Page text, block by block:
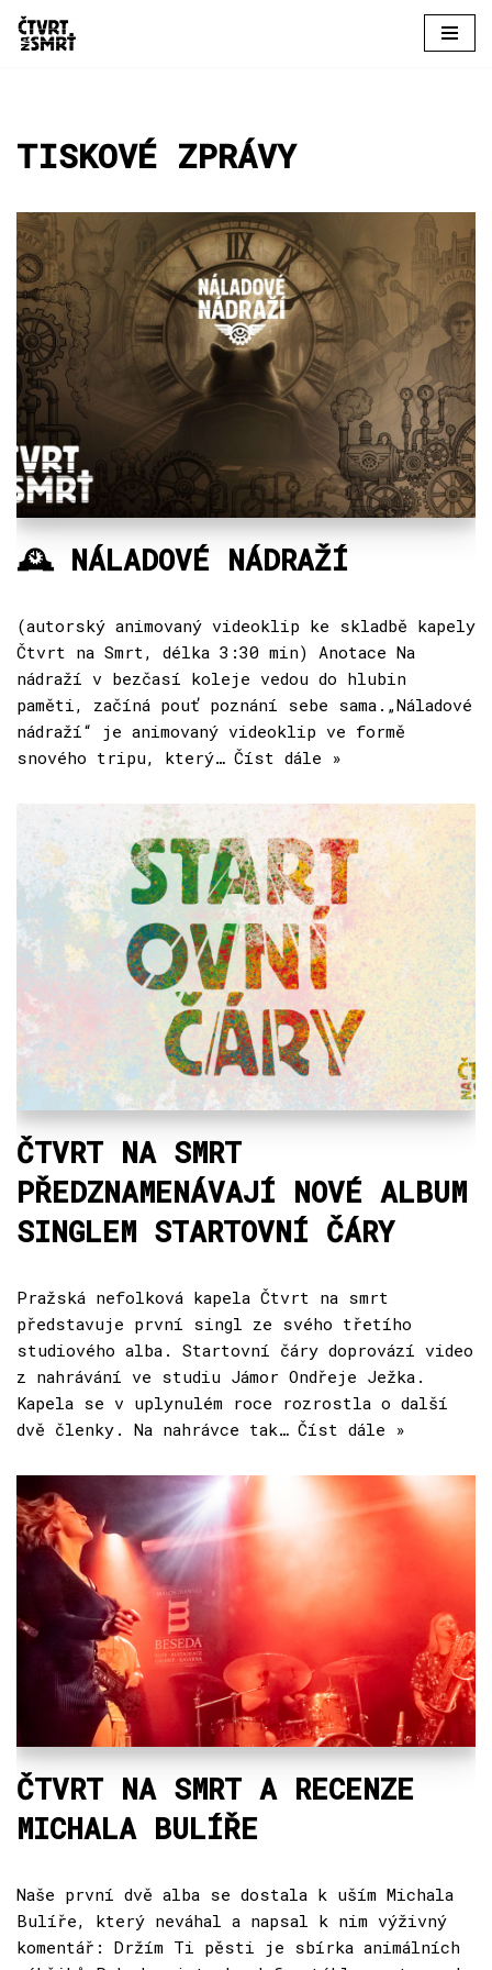
TISKOVÉ ZPRÁVY
🕰 NÁLADOVÉ NÁDRAŽÍ
(autorský animovaný videoklip ke skladbě kapely
Čtvrt na Smrt, délka 3:30 min) Anotace Na
nádraží v bezčasí koleje vedou do hlubin
paměti, začíná pouť poznání sebe sama.„Náladové
nádraží“ je animovaný videoklip ve formě
snového tripu, který… Číst dále »
ČTVRT NA SMRT
PŘEDZNAMENÁVAJÍ NOVÉ ALBUM
SINGLEM STARTOVNÍ ČÁRY
Pražská nefolková kapela Čtvrt na smrt
představuje první singl ze svého třetího
studiového alba. Startovní čáry doprovází video
z nahrávání ve studiu Jámor Ondřeje Ježka.
Kapela se v uplynulém roce rozrostla o další
dvě členky. Na nahrávce tak… Číst dále »
ČTVRT NA SMRT A RECENZE
MICHALA BULÍŘE
Naše první dvě alba se dostala k uším Michala
Bulíře, který neváhal a napsal k nim výživný
komentář: Držím Ti pěsti je sbírka animálních